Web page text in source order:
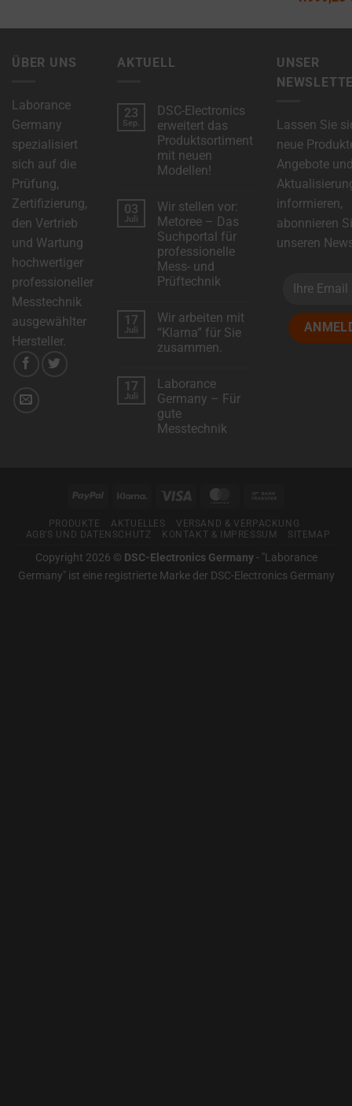
ÜBER UNS
Laborance
Germany
spezialisiert
sich auf die
Prüfung,
Zertifizierung,
den Vertrieb
und Wartung
hochwertiger
professioneller
Messtechnik
ausgewählter
Hersteller.
AKTUELL
23
Sep.
DSC-Electronics
erweitert das
Produktsortiment
mit neuen
Modellen!
zu
DSC-
Electronics
erweitert
das
Produktsortiment
mit
neuen
Modellen!
03
Juli
Wir stellen vor:
Metoree – Das
Suchportal für
professionelle
Mess- und
Prüftechnik
zu
Wir
stellen
vor:
Das
Suchportal
für
professionelle
Mess-
und
17
Juli
Wir arbeiten mit
“Klarna” für Sie
zusammen.
Wir
arbeiten
mit
“Klarna”
für
17
Juli
Laborance
Germany – Für
gute
Messtechnik
Messtechnik
UNSER
Lassen Sie
neue
Angebote
informieren,
abonnieren
unseren
PayPal Klarna Visa MasterCard
PRODUKTE AKTUELLES
VERSAND & VERPACKUNG
AGB’S UND DATENSCHUTZ
KONTAKT & IMPRESSUM SITEMAP
Copyright 2026 © DSC-Electronics Germany- "Laborance
Germany" ist eine registrierte Marke der DSC-Electronics Germany